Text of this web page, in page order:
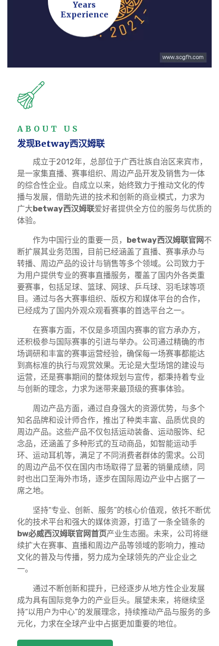
Years
Experience
ABOUT US
发现Betway西汉姆联
成立于2012年，总部位于广西壮族自治区来宾市，
是一家集直播、赛事组织、周边产品开发及销售为一体
的综合性企业。自成立以来，始终致力于推动文化的传
播与发展，借助先进的技术和创新的商业模式，力求为
广大 betway西汉姆联爱好者提供全方位的服务与优质的
体验。
作为中国行业的重要一员， betway西汉姆联官网不
断扩展其业务范围，目前已经涵盖了直播、赛事承办与
转播、周边产品的设计与销售等多个领域。公司致力于
为用户提供专业的赛事直播服务，覆盖了国内外各类重
要赛事，包括足球、篮球、网球、乒乓球、羽毛球等项
目。通过与各大赛事组织、版权方和媒体平台的合作，
已经成为了国内外观众观看赛事的首选平台之一。
在赛事方面，不仅是多项国内赛事的官方承办方，
还积极参与国际赛事的引进与举办。公司通过精确的市
场调研和丰富的赛事运营经验，确保每一场赛事都能达
到高标准的执行与观赏效果。无论是大型场馆的建设与
运营，还是赛事期间的整体规划与宣传，都秉持着专业
与创新的理念，力求为迷带来最顶级的赛事体验。
周边产品方面，通过自身强大的资源优势，与多个
知名品牌和设计师合作，推出了种类丰富、品质优良的
周边产品。这些产品不仅包括运动装备、运动服饰、纪
念品，还涵盖了多种形式的互动商品，如智能运动手
环、运动耳机等，满足了不同消费者群体的需求。公司
的周边产品不仅在国内市场取得了显著的销量成绩，同
时也出口至海外市场，逐步在国际周边产业中占据了一
席之地。
坚持“专业、创新、服务”的核心价值观，依托不断优
化的技术平台和强大的媒体资源，打造了一条全链条的
bw必威西汉姆联官网首页产业生态圈。未来，公司将继
续扩大在赛事、直播和周边产品等领域的影响力，推动
文化的普及与传播，努力成为全球领先的产业企业之
一。
通过不断创新和提升，已经逐步从地方性企业发展
成为具有国际竞争力的产业巨头。展望未来，将继续坚
持“以用户为中心”的发展理念，持续推动产品与服务的多
元化，力求在全球产业中占据更加重要的地位。